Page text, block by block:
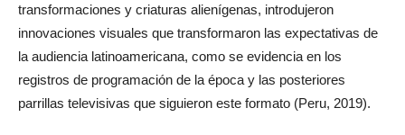
transformaciones y criaturas alienígenas, introdujeron
innovaciones visuales que transformaron las expectativas de
la audiencia latinoamericana, como se evidencia en los
registros de programación de la época y las posteriores
parrillas televisivas que siguieron este formato (Peru, 2019).